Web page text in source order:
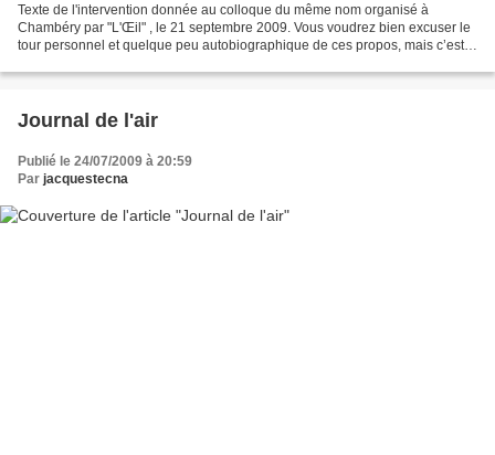
Texte de l'intervention donnée au colloque du même nom organisé à
Chambéry par "L'Œil" , le 21 septembre 2009. Vous voudrez bien excuser le
tour personnel et quelque peu autobiographique de ces propos, mais c’est
Journal de l'air
Publié le 24/07/2009 à 20:59
Par jacquestecna